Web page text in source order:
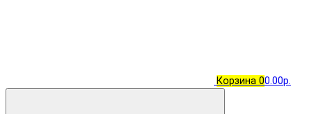
Корзина 00.00р.